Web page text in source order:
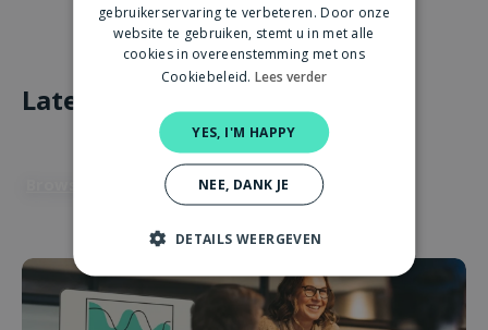
Latest articles
gebruikerservaring te verbeteren. Door onze
website te gebruiken, stemt u in met alle
cookies in overeenstemming met ons
Cookiebeleid. Lees verder
YES, I'M HAPPY
NEE, DANK JE
DETAILS WEERGEVEN